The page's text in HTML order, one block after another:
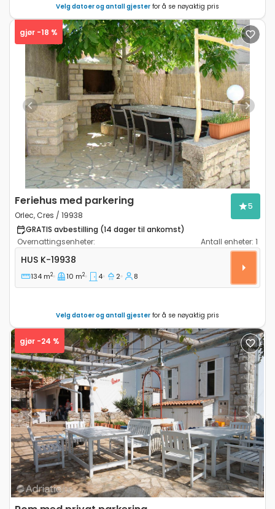
Velg datoer og antall gjester for å se nøyaktig pris
Previous Next
gjør -18 %
Feriehus med parkering
Orlec, Cres / 19938
5
GRATIS avbestilling (14 dager til ankomst)
Overnattingsenheter:
Antall enheter: 1
Fireroms hus Orlec, Cres K-19938
HUS K-19938
134 m2 10 m2 4 2 8
Velg datoer og antall gjester for å se nøyaktig pris
Previous Next
gjør -24 %